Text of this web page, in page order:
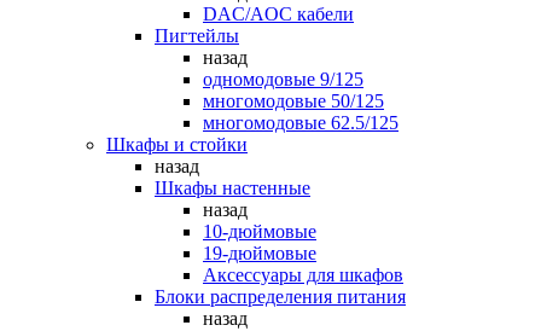
DAC/AOC кабели
Пигтейлы
назад
одномодовые 9/125
многомодовые 50/125
многомодовые 62.5/125
Шкафы и стойки
назад
Шкафы настенные
назад
10-дюймовые
19-дюймовые
Аксессуары для шкафов
Блоки распределения питания
назад